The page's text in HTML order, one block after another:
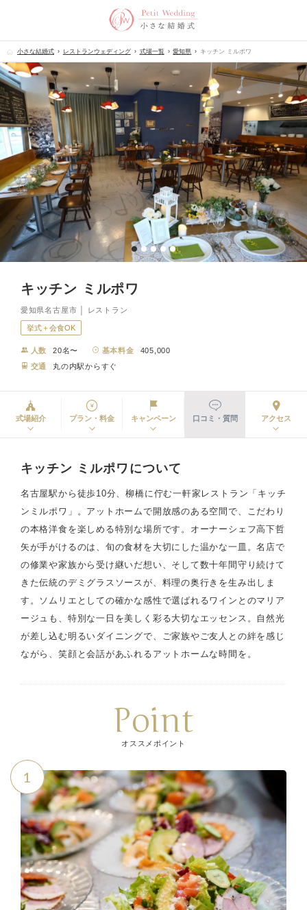
小さな結婚式 レストランウェディング 式場一覧 愛知県 キッチン ミルポワ
キッチン ミルポワ
愛知県名古屋市 │ レストラン
挙式＋会食OK
人数 20名〜 基本料金
405,000
交通
丸の内駅からすぐ
式場紹介 プラン・料金 キャンペーン 口コミ・質問 アクセス
キッチン ミルポワについて
名古屋駅から徒歩10分、柳橋に佇む一軒家レストラン「キッチ
ンミルポワ」。アットホームで開放感のある空間で、こだわり
の本格洋食を楽しめる特別な場所です。オーナーシェフ高下哲
矢が手がけるのは、旬の食材を大切にした温かな一皿。名店で
の修業や家族から受け継いだ想い、そして数十年間守り続けて
きた伝統のデミグラスソースが、料理の奥行きを生み出しま
す。ソムリエとしての確かな感性で選ばれるワインとのマリア
ージュも、特別な一日を美しく彩る大切なエッセンス。自然光
が差し込む明るいダイニングで、ご家族やご友人との絆を感じ
ながら、笑顔と会話があふれるアットホームな時間を。
Point
オススメポイント
1